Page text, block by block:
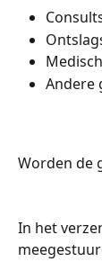
Andere
Worden de
In het